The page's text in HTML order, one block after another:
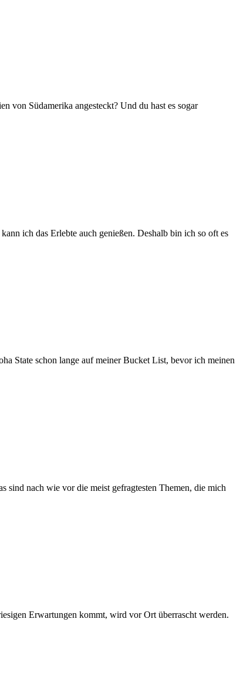
von Südamerika angesteckt? Und du hast es sogar
ich das Erlebte auch genießen. Deshalb bin ich so oft es
State schon lange auf meiner Bucket List, bevor ich meinen
sind nach wie vor die meist gefragtesten Themen, die mich
Erwartungen kommt, wird vor Ort überrascht werden.